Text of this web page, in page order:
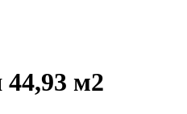
44,93 м2